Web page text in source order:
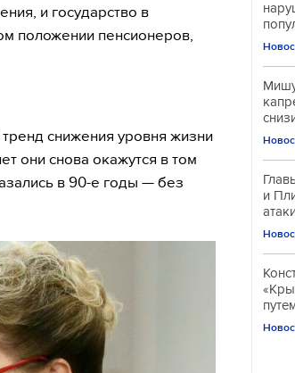
и государство в
положении пенсионеров,
снижения уровня жизни
они снова окажутся в том
в 90-е годы — без
и